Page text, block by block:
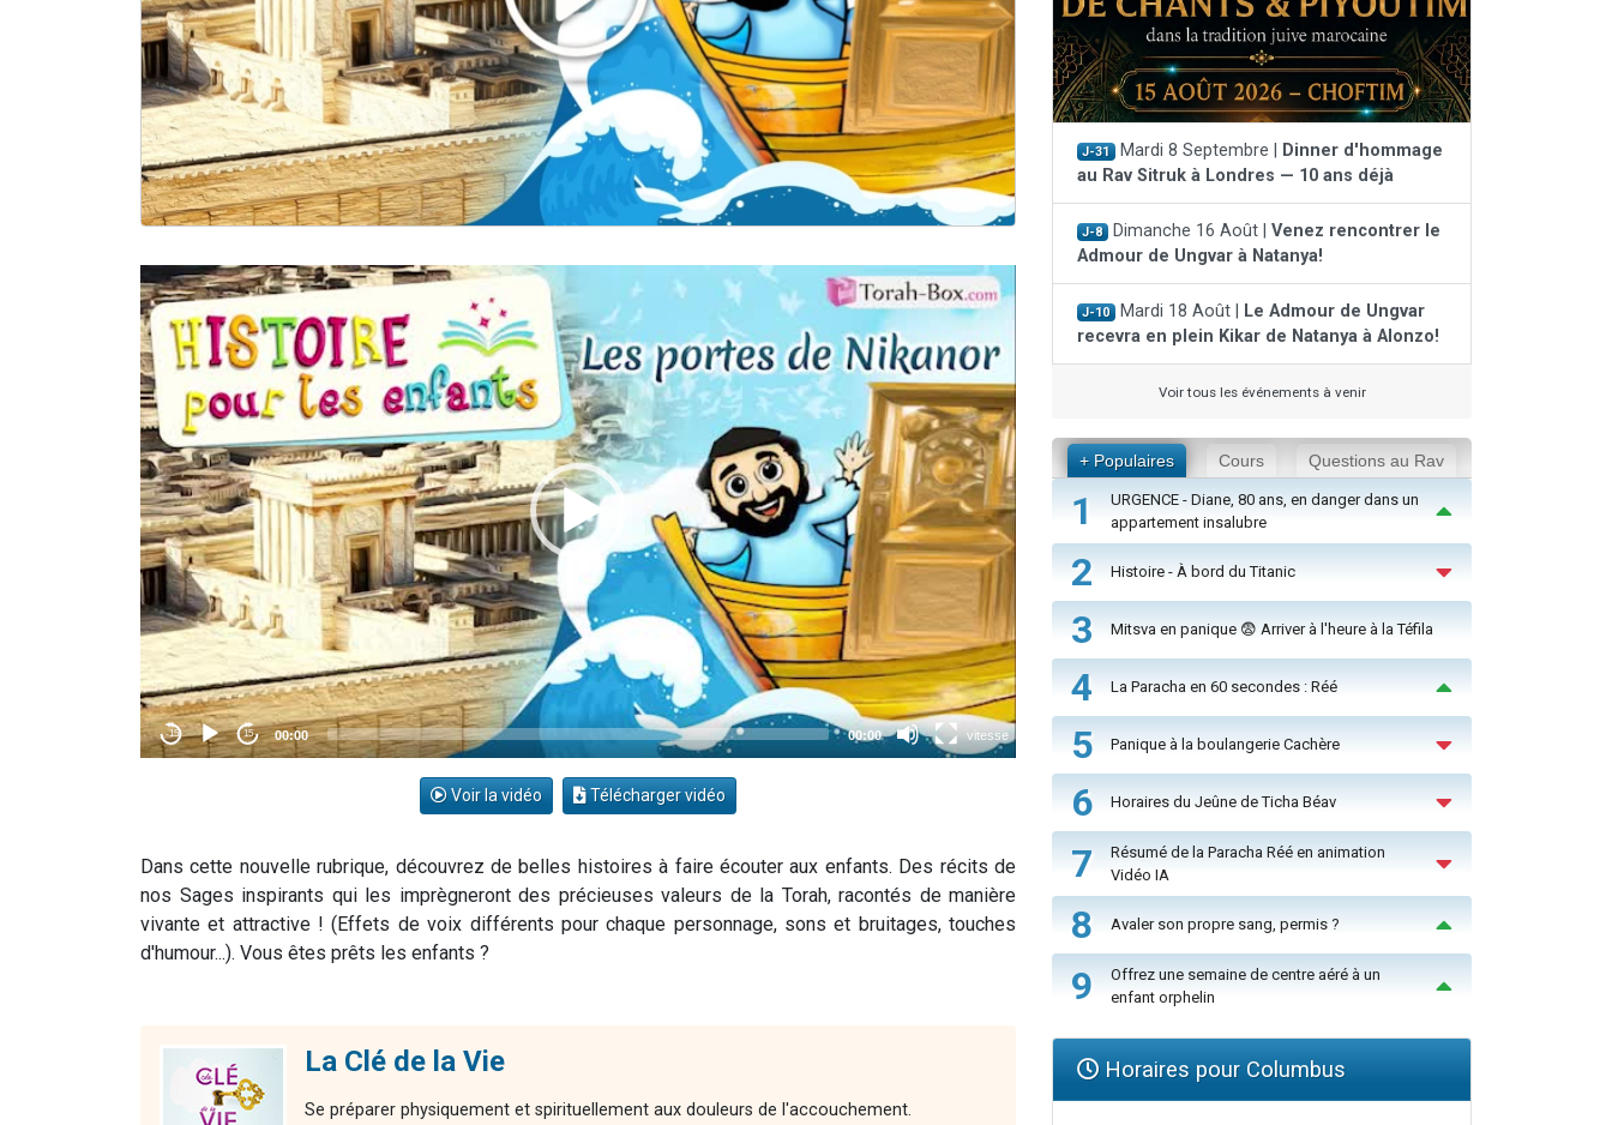
Voir la vidéo Télécharger vidéo
Dans cette nouvelle rubrique, découvrez de belles histoires à faire écouter aux enfants. Des récits de
nos Sages inspirants qui les imprègneront des précieuses valeurs de la Torah, racontés de manière
vivante et attractive ! (Effets de voix différents pour chaque personnage, sons et bruitages, touches
d'humour...). Vous êtes prêts les enfants ?
La Clé de la Vie
Se préparer physiquement et spirituellement aux douleurs de l'accouchement.
J-31 Mardi 8 Septembre |
Dinner d'hommage
au Rav Sitruk à Londres — 10 ans déjà
J-8 Dimanche 16 Août | Venez rencontrer le
Admour de Ungvar à Natanya!
J-10 Mardi 18 Août |
Le Admour de Ungvar
recevra en plein Kikar de Natanya à Alonzo!
Voir tous les événements à venir
+ Populaires Cours Questions au Rav
1
URGENCE - Diane, 80 ans, en danger dans un
appartement insalubre
2 Histoire - À bord du Titanic
3 Mitsva en panique 😨 Arriver à l'heure à la Téfila
4 La Paracha en 60 secondes : Réé
5 Panique à la boulangerie Cachère
6 Horaires du Jeûne de Ticha Béav
7
Résumé de la Paracha Réé en animation
Vidéo IA
8 Avaler son propre sang, permis ?
9
Offrez une semaine de centre aéré à un
enfant orphelin
Horaires pour Columbus